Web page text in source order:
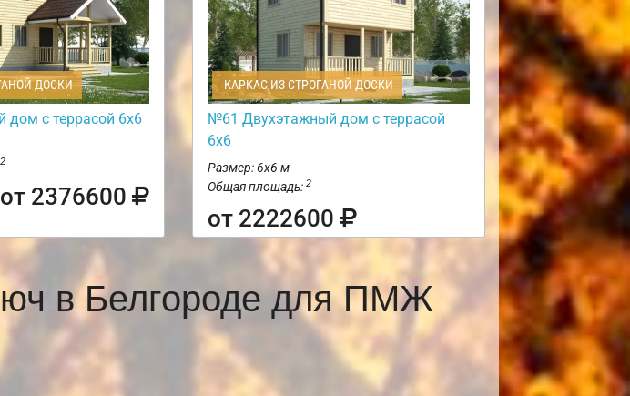
ДОСКИ
с террасой 6х6
2
от 2376600
КАРКАС ИЗ СТРОГАНОЙ ДОСКИ
№61 Двухэтажный дом с террасой
6х6
Размер: 6х6 м
Общая площадь: 2
от 2222600
в Белгороде для ПМЖ